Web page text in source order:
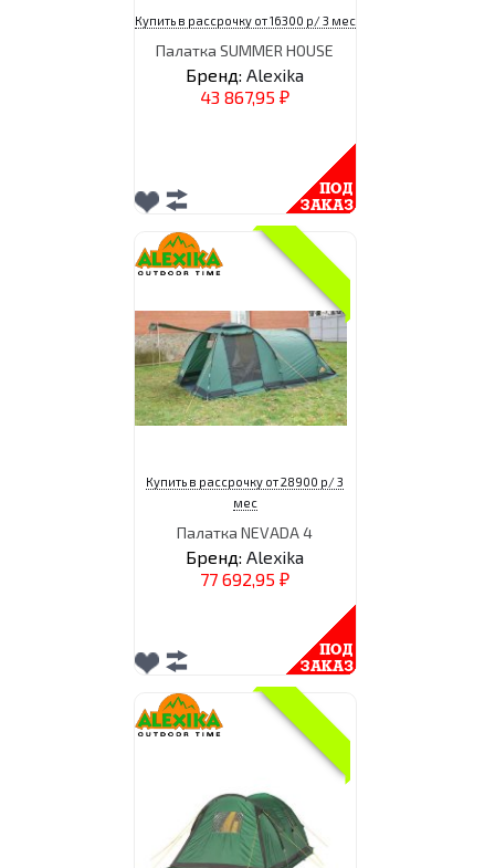
Купить в рассрочку от 16300 р/ 3 мес
Палатка SUMMER HOUSE
Бренд: Alexika
43 867,95 ₽
Купить в рассрочку от 28900 р/ 3
мес
Палатка NEVADA 4
Бренд: Alexika
77 692,95 ₽